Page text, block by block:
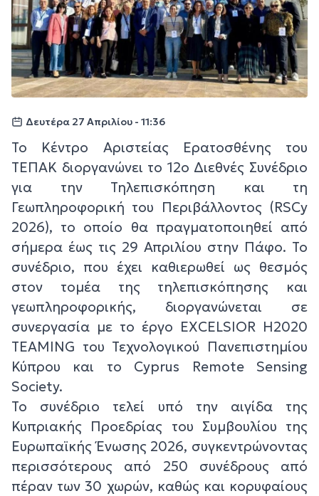
Δευτέρα 27 Απριλίου - 11:36
Το Κέντρο Αριστείας Ερατοσθένης του
ΤΕΠΑΚ διοργανώνει το 12ο Διεθνές Συνέδριο
για την Τηλεπισκόπηση και τη
Γεωπληροφορική του Περιβάλλοντος (RSCy
2026), το οποίο θα πραγματοποιηθεί από
σήμερα έως τις 29 Απριλίου στην Πάφο. Το
συνέδριο, που έχει καθιερωθεί ως θεσμός
στον τομέα της τηλεπισκόπησης και
γεωπληροφορικής, διοργανώνεται σε
συνεργασία με το έργο EXCELSIOR H2020
TEAMING του Τεχνολογικού Πανεπιστημίου
Κύπρου και το Cyprus Remote Sensing
Society.
Το συνέδριο τελεί υπό την αιγίδα της
Κυπριακής Προεδρίας του Συμβουλίου της
Ευρωπαϊκής Ένωσης 2026, συγκεντρώνοντας
περισσότερους από 250 συνέδρους από
πέραν των 30 χωρών, καθώς και κορυφαίους